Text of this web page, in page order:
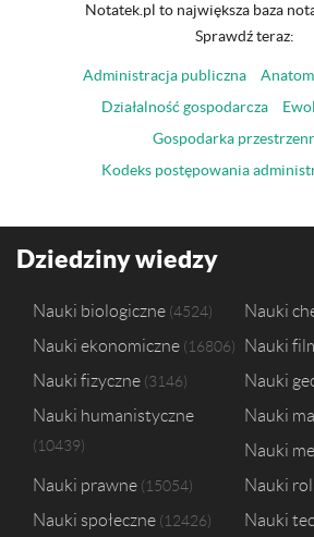
Notatek.pl to największa baza
Sprawdź teraz:
Administracja publiczna
Działalność gospodarcza
Gospodarka
Kodeks postępowania
Dziedziny wiedzy
Nauki biologiczne 4524 Nauki
Nauki ekonomiczne 16806 Nauki
Nauki fizyczne 3146 Nauki
Nauki humanistyczne
10439
Nauki
Nauki
Nauki prawne 15054 Nauki
Nauki społeczne 12426 Nauki